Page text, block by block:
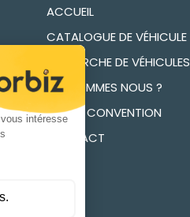
ACCUEIL
CATALOGUE DE VÉHICULE
RECHERCHE DE VÉHICULES
QUI SOMMES NOUS ?
NOTRE CONVENTION
CONTACT